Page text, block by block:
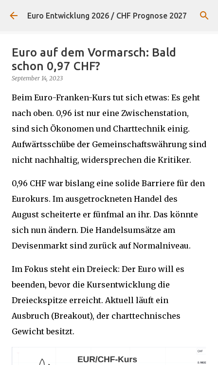
Direkt zum Hauptbereich
Euro Entwicklung 2026 / CHF Prognose 2027
Euro auf dem Vormarsch: Bald
schon 0,97 CHF?
September 14, 2023
Beim Euro-Franken-Kurs tut sich etwas: Es geht
nach oben. 0,96 ist nur eine Zwischenstation,
sind sich Ökonomen und Charttechnik einig.
Aufwärtsschübe der Gemeinschaftswährung sind
nicht nachhaltig, widersprechen die Kritiker.
0,96 CHF war bislang eine solide Barriere für den
Eurokurs. Im ausgetrockneten Handel des
August scheiterte er fünfmal an ihr. Das könnte
sich nun ändern. Die Handelsumsätze am
Devisenmarkt sind zurück auf Normalniveau.
Im Fokus steht ein Dreieck: Der Euro will es
beenden, bevor die Kursentwicklung die
Dreieckspitze erreicht. Aktuell läuft ein
Ausbruch (Breakout), der charttechnisches
Gewicht besitzt.